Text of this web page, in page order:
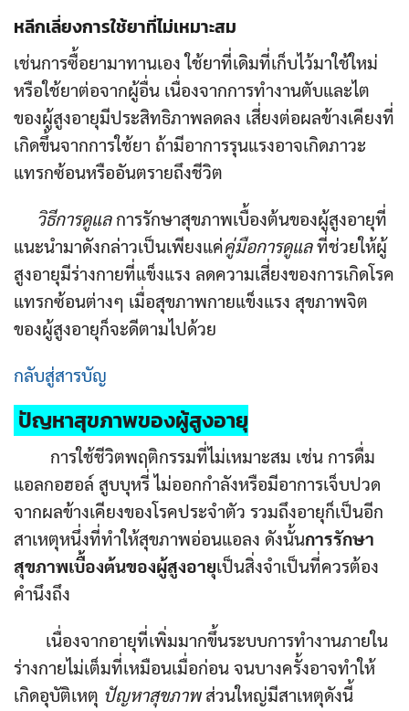
หลีกเลี่ยงการใช้ยาที่ไม่เหมาะสม
เช่นการซื้อยามาทานเอง ใช้ยาที่เดิมที่เก็บไว้มาใช้ใหม่
หรือใช้ยาต่อจากผู้อื่น เนื่องจากการทำงานตับและไต
ของผู้สูงอายุมีประสิทธิภาพลดลง เสี่ยงต่อผลข้างเคียงที่
เกิดขึ้นจากการใช้ยา ถ้ามีอาการรุนแรงอาจเกิดภาวะ
แทรกซ้อนหรืออันตรายถึงชีวิต
วิธีการดูแลการรักษาสุขภาพเบื้องต้นของผู้สูงอายุที่
แนะนำมาดังกล่าวเป็นเพียงแค่คู่มือการดูแลที่ช่วยให้ผู้
สูงอายุมีร่างกายที่แข็งแรง ลดความเสี่ยงของการเกิดโรค
แทรกซ้อนต่างๆ เมื่อสุขภาพกายแข็งแรง สุขภาพจิต
ของผู้สูงอายุก็จะดีตามไปด้วย
กลับสู่สารบัญ
ปัญหาสุขภาพของผู้สูงอายุ
การใช้ชีวิตพฤติกรรมที่ไม่เหมาะสม เช่น การดื่ม
แอลกอฮอล์ สูบบุหรี่ ไม่ออกกำลังหรือมีอาการเจ็บปวด
จากผลข้างเคียงของโรคประจำตัว รวมถึงอายุก็เป็นอีก
สาเหตุหนึ่งที่ทำให้สุขภาพอ่อนแอลง ดังนั้นการรักษา
สุขภาพเบื้องต้นของผู้สูงอายุเป็นสิ่งจำเป็นที่ควรต้อง
คำนึงถึง
เนื่องจากอายุที่เพิ่มมากขึ้นระบบการทำงานภายใน
ร่างกายไม่เต็มที่เหมือนเมื่อก่อน จนบางครั้งอาจทำให้
เกิดอุบัติเหตุ ปัญหาสุขภาพส่วนใหญ่มีสาเหตุดังนี้